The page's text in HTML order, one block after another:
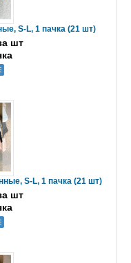
S-L, 1 пачка (21 шт)
шт
S-L, 1 пачка (21 шт)
шт